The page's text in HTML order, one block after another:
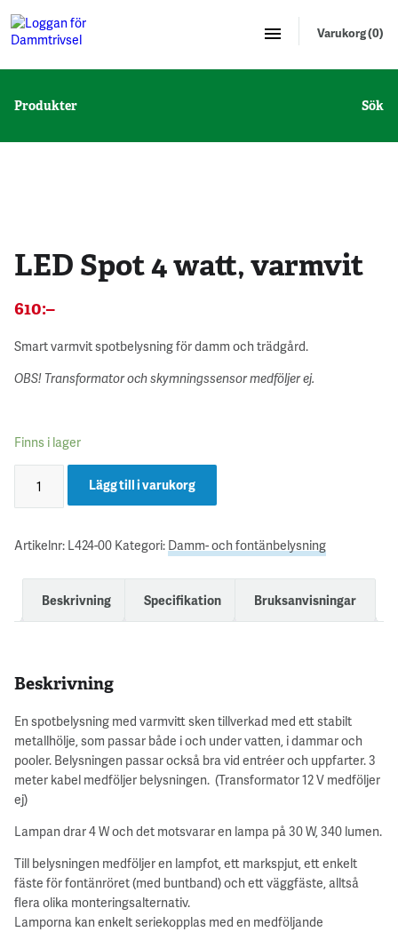
Varukorg (0)
Produkter Sök
LED Spot 4 watt, varmvit
610:–
Smart varmvit spotbelysning för damm och trädgård.
OBS! Transformator och skymningssensor medföljer ej.
Finns i lager
Lägg till i varukorg
Artikelnr: L424-00 Kategori: Damm- och fontänbelysning
Beskrivning Specifikation Bruksanvisningar
Beskrivning
En spotbelysning med varmvitt sken tillverkad med ett stabilt
metallhölje, som passar både i och under vatten, i dammar och
pooler. Belysningen passar också bra vid entréer och uppfarter. 3
meter kabel medföljer belysningen. (Transformator 12 V medföljer
ej)
Lampan drar 4 W och det motsvarar en lampa på 30 W, 340 lumen.
Till belysningen medföljer en lampfot, ett markspjut, ett enkelt
fäste för fontänröret (med buntband) och ett väggfäste, alltså
flera olika monteringsalternativ.
Lamporna kan enkelt seriekopplas med en medföljande